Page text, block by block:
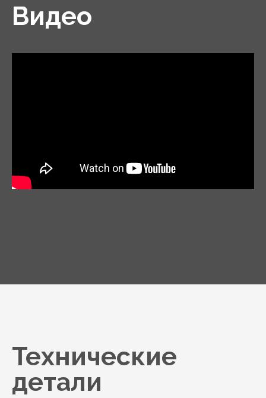
Видео
Технические
детали